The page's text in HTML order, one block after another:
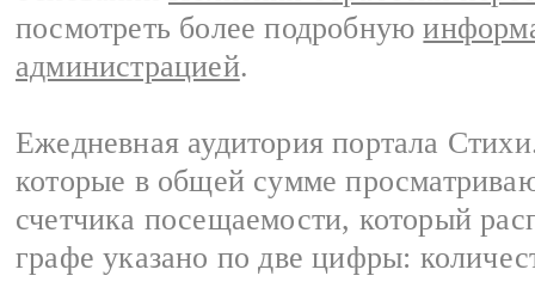
посмотреть более подробную
администрацией.
Ежедневная аудитория портала
которые в общей сумме
счетчика посещаемости, который
графе указано по две цифры: